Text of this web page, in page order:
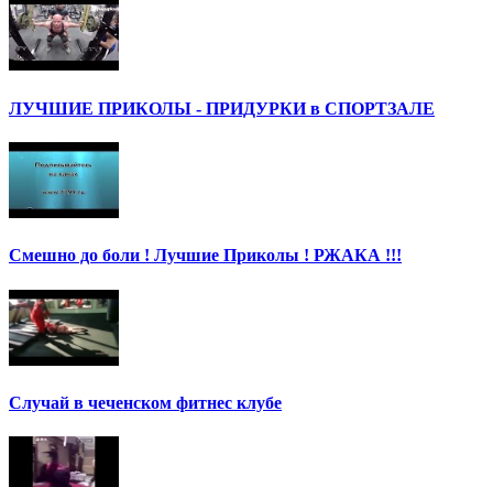
ЛУЧШИЕ ПРИКОЛЫ - ПРИДУРКИ в СПОРТЗАЛЕ
Смешно до боли ! Лучшие Приколы ! РЖАКА !!!
Случай в чеченском фитнес клубе